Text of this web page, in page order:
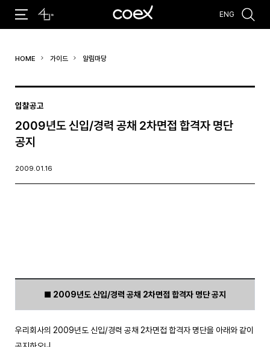
#코엑스 전시 #행사
ENG
HOME 가이드 알림마당
입찰공고
2009년도 신입/경력 공채 2차면접 합격자 명단
공지
2009.01.16
■ 2009년도 신입/경력 공채 2차면접 합격자 명단 공지
우리회사의 2009년도 신입/경력 공채 2차면접 합격자 명단을 아래와 같이